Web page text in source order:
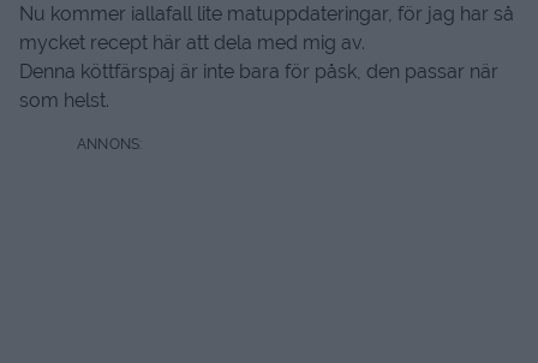
Nu kommer iallafall lite matuppdateringar, för jag har så
mycket recept här att dela med mig av.
Denna köttfärspaj är inte bara för påsk, den passar när
som helst.